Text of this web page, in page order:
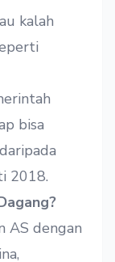
kalah
bisa
2018.
AS dengan